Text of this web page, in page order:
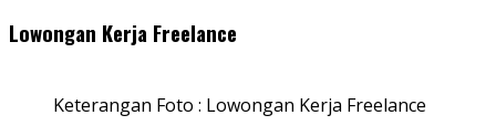
Lowongan Kerja Freelance
Keterangan Foto : Lowongan Kerja Freelance